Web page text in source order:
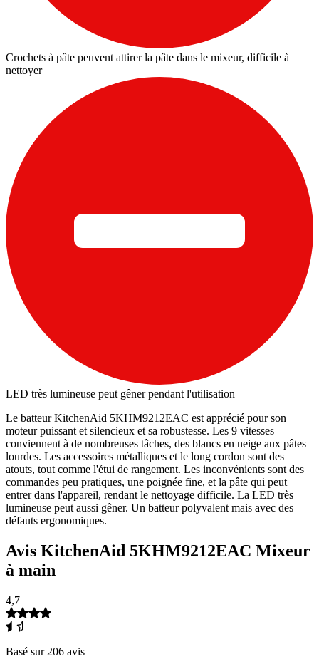
Crochets à pâte peuvent attirer la pâte dans le mixeur, difficile à
nettoyer
LED très lumineuse peut gêner pendant l'utilisation
Le batteur KitchenAid 5KHM9212EAC est apprécié pour son
moteur puissant et silencieux et sa robustesse. Les 9 vitesses
conviennent à de nombreuses tâches, des blancs en neige aux pâtes
lourdes. Les accessoires métalliques et le long cordon sont des
atouts, tout comme l'étui de rangement. Les inconvénients sont des
commandes peu pratiques, une poignée fine, et la pâte qui peut
entrer dans l'appareil, rendant le nettoyage difficile. La LED très
lumineuse peut aussi gêner. Un batteur polyvalent mais avec des
défauts ergonomiques.
Avis KitchenAid 5KHM9212EAC Mixeur
à main
4,7
Basé sur 206 avis